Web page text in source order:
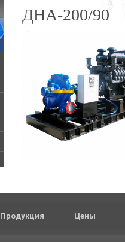
ДНА-200/90
Продукция Цены